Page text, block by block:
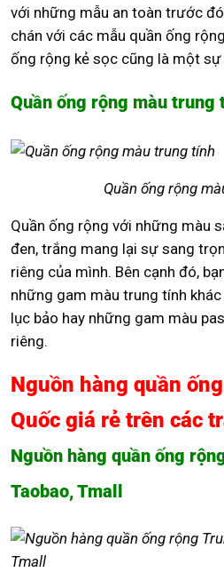
với những mẫu an toàn trước
chán với các mẫu quần ống
ống rộng kẻ sọc cũng là một sự
Quần ống rộng màu trung
Quần ống rộng
Quần ống rộng với những màu
đen, trắng mang lại sự sang
riêng của mình. Bên cạnh đó,
những gam màu trung tính
lục bảo hay những gam màu
riêng.
Nguồn hàng quần
Quốc giá rẻ trên các
Nguồn hàng quần ống
Taobao, Tmall